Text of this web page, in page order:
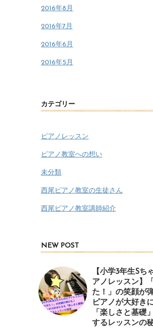
2016年8月
2016年7月
2016年6月
2016年5月
カテゴリー
ピアノレッスン
ピアノ教室への想い
未分類
西尾ピアノ教室の生徒さん
西尾ピアノ教室講師紹介
NEW POST
【小学3年生Sち
アノレッスン】
た！」の笑顔が
ピアノが大好き
「楽しさと基礎
するレッスンの